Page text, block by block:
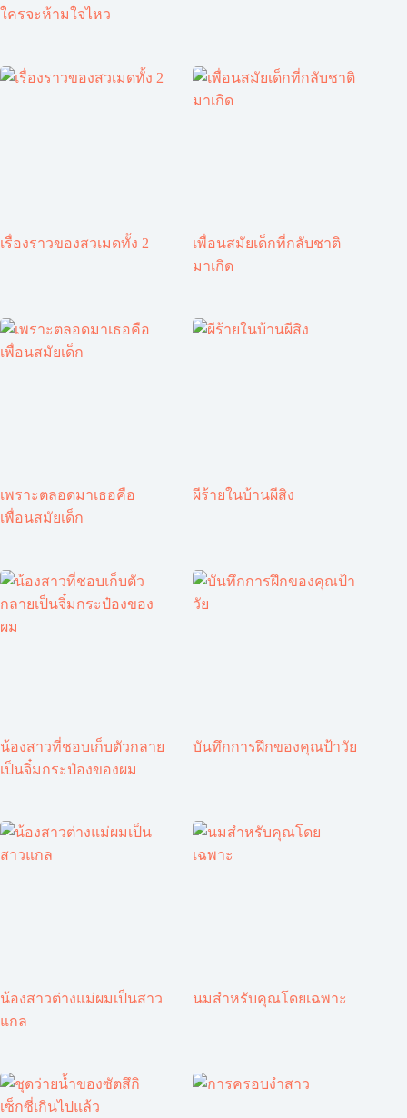
ใครจะห้ามใจไหว
เรื่องราวของสวเมดทั้ง 2
เพื่อนสมัยเด็กที่กลับชาติ
มาเกิด
เพราะตลอดมาเธอคือ
เพื่อนสมัยเด็ก
ผีร้ายในบ้านผีสิง
น้องสาวที่ชอบเก็บตัวกลาย
เป็นจิ๋มกระป๋องของผม
บันทึกการฝึกของคุณป้าวัย
น้องสาวต่างแม่ผมเป็นสาว
แกล
นมสำหรับคุณโดยเฉพาะ